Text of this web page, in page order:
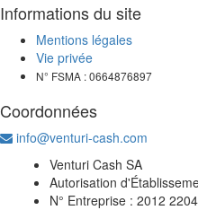
Informations du site
Mentions légales
Vie privée
N° FSMA : 0664876897
Coordonnées
info@venturi-cash.com
Venturi Cash SA
Autorisation
N° Entreprise : 2012